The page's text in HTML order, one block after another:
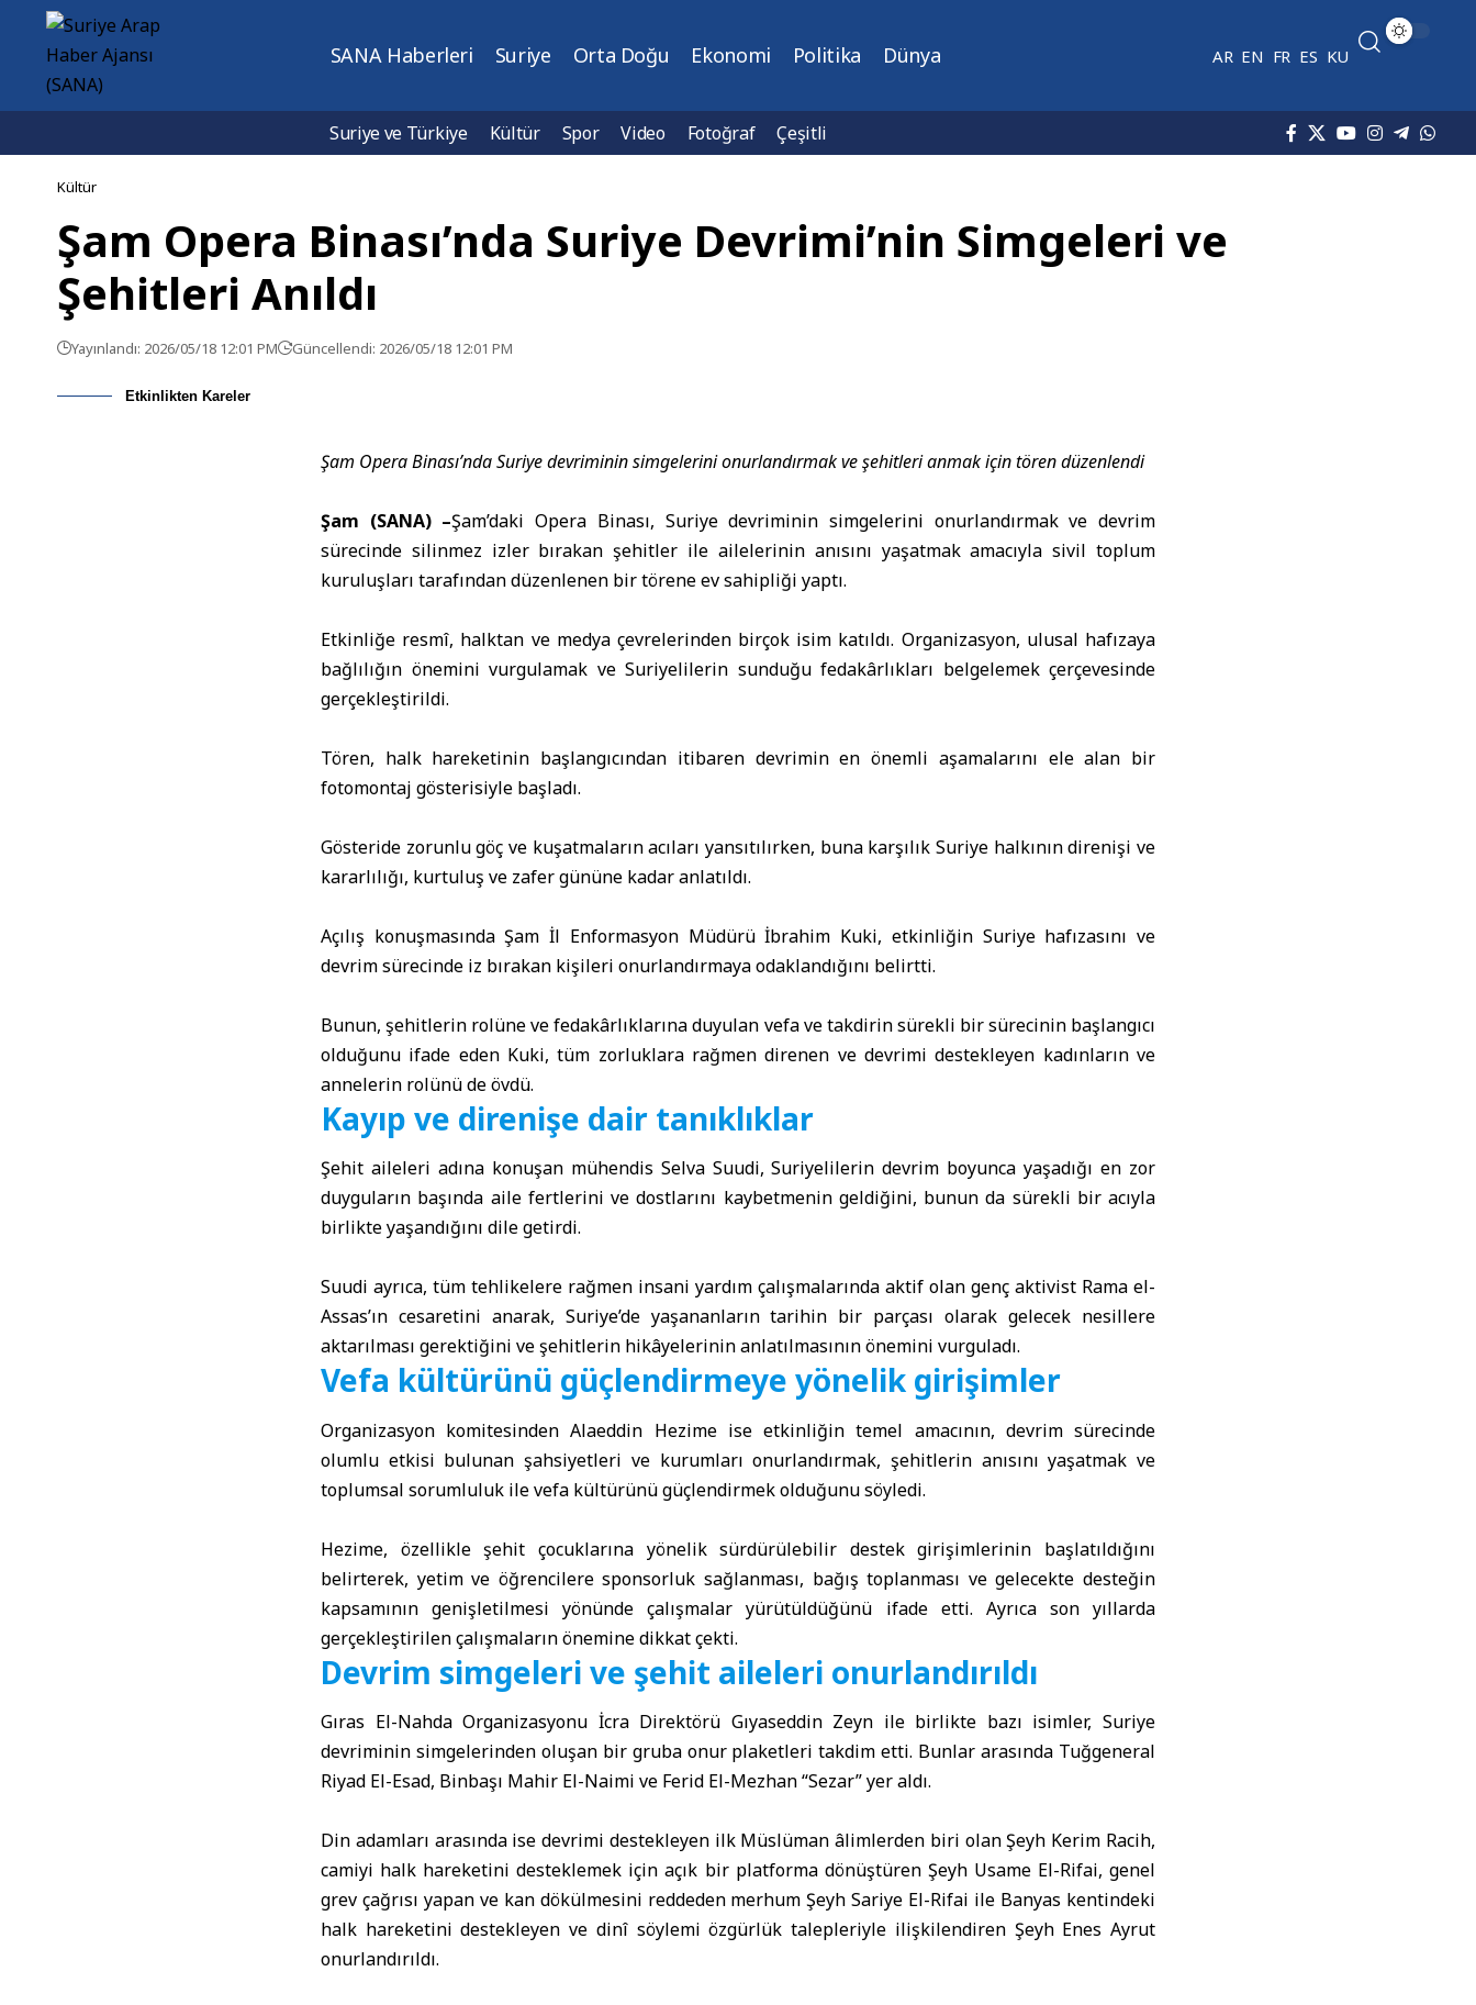
SANA Haberleri Suriye Orta Doğu Ekonomi Politika Dünya AR EN FR ES KU
Suriye ve Türkiye Kültür Spor Video Fotoğraf Çeşitli
Kültür
Şam Opera Binası’nda Suriye Devrimi’nin Simgeleri ve
Şehitleri Anıldı
Yayınlandı: 2026/05/18 12:01 PM Güncellendi: 2026/05/18 12:01 PM
Etkinlikten Kareler
Şam Opera Binası’nda Suriye devriminin simgelerini onurlandırmak ve şehitleri anmak için tören düzenlendi
Şam (SANA) –Şam’daki Opera Binası, Suriyedevriminin simgelerini onurlandırmak ve devrim
sürecinde silinmez izler bırakan şehitler ile ailelerinin anısını yaşatmak amacıyla sivil toplum
kuruluşları tarafından düzenlenen bir törene ev sahipliği yaptı.
Etkinliğe resmî, halktan ve medya çevrelerinden birçok isim katıldı. Organizasyon, ulusal hafızaya
bağlılığın önemini vurgulamak ve Suriyelilerin sunduğu fedakârlıkları belgelemek çerçevesinde
gerçekleştirildi.
Tören, halk hareketinin başlangıcından itibaren devrimin en önemli aşamalarını ele alan bir
fotomontaj gösterisiyle başladı.
Gösteride zorunlu göç ve kuşatmaların acıları yansıtılırken, buna karşılık Suriye halkının direnişi ve
kararlılığı, kurtuluş ve zafer gününe kadar anlatıldı.
Açılış konuşmasında Şam İl Enformasyon Müdürü İbrahim Kuki, etkinliğin Suriye hafızasını ve
devrim sürecinde iz bırakan kişileri onurlandırmaya odaklandığını belirtti.
Bunun, şehitlerin rolüne ve fedakârlıklarına duyulan vefa ve takdirin sürekli bir sürecinin başlangıcı
olduğunu ifade eden Kuki, tüm zorluklara rağmen direnen ve devrimi destekleyen kadınların ve
annelerin rolünü de övdü.
Kayıp ve direnişe dair tanıklıklar
Şehit aileleri adına konuşan mühendis Selva Suudi, Suriyelilerin devrim boyunca yaşadığı en zor
duyguların başında aile fertlerini ve dostlarını kaybetmenin geldiğini, bunun da sürekli bir acıyla
birlikte yaşandığını dile getirdi.
Suudi ayrıca, tüm tehlikelere rağmen insani yardım çalışmalarında aktif olan genç aktivist Rama el-
Assas’ın cesaretini anarak, Suriye’de yaşananların tarihin bir parçası olarak gelecek nesillere
aktarılması gerektiğini ve şehitlerin hikâyelerinin anlatılmasının önemini vurguladı.
Vefa kültürünü güçlendirmeye yönelik girişimler
Organizasyon komitesinden Alaeddin Hezime ise etkinliğin temel amacının, devrim sürecinde
olumlu etkisi bulunan şahsiyetleri ve kurumları onurlandırmak, şehitlerin anısını yaşatmak ve
toplumsal sorumluluk ile vefa kültürünü güçlendirmek olduğunu söyledi.
Hezime, özellikle şehit çocuklarına yönelik sürdürülebilir destek girişimlerinin başlatıldığını
belirterek, yetim ve öğrencilere sponsorluk sağlanması, bağış toplanması ve gelecekte desteğin
kapsamının genişletilmesi yönünde çalışmalar yürütüldüğünü ifade etti. Ayrıca son yıllarda
gerçekleştirilen çalışmaların önemine dikkat çekti.
Devrim simgeleri ve şehit aileleri onurlandırıldı
Gıras El-Nahda Organizasyonu İcra Direktörü Gıyaseddin Zeyn ile birlikte bazı isimler, Suriye
devriminin simgelerinden oluşan bir gruba onur plaketleri takdim etti. Bunlar arasında Tuğgeneral
Riyad El-Esad, Binbaşı Mahir El-Naimi ve Ferid El-Mezhan “Sezar” yer aldı.
Din adamları arasında ise devrimi destekleyen ilk Müslüman âlimlerden biri olan Şeyh Kerim Racih,
camiyi halk hareketini desteklemek için açık bir platforma dönüştüren Şeyh Usame El-Rifai, genel
grev çağrısı yapan ve kan dökülmesini reddeden merhum Şeyh Sariye El-Rifai ile Banyas kentindeki
halk hareketini destekleyen ve dinî söylemi özgürlük talepleriyle ilişkilendiren Şeyh Enes Ayrut
onurlandırıldı.